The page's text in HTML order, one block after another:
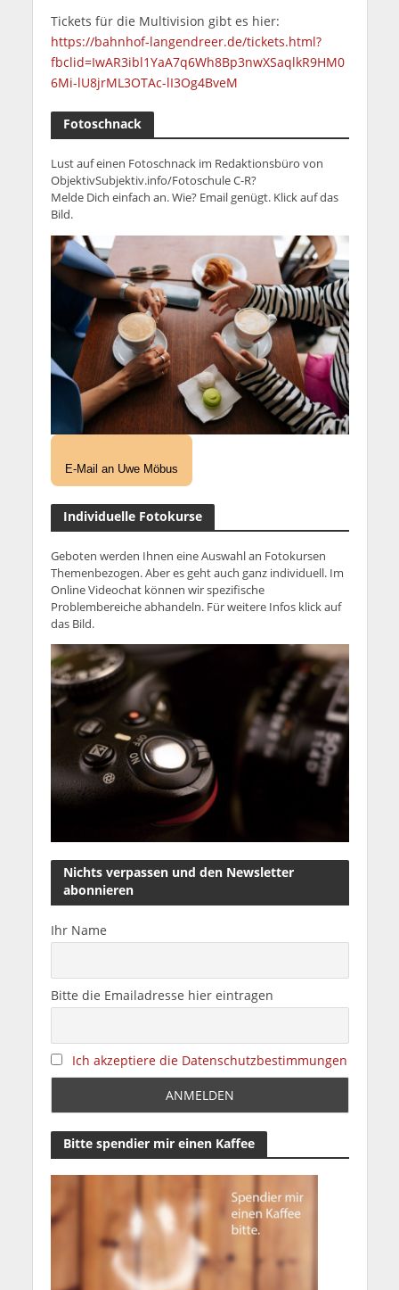
Tickets für die Multivision gibt es hier:
https://bahnhof-langendreer.de/tickets.html?
fbclid=IwAR3ibl1YaA7q6Wh8Bp3nwXSaqlkR9HM0
6Mi-lU8jrML3OTAc-lI3Og4BveM
Fotoschnack
Lust auf einen Fotoschnack im Redaktionsbüro von
ObjektivSubjektiv.info/Fotoschule C-R?
Melde Dich einfach an. Wie? Email genügt. Klick auf das
Bild.
E-Mail an Uwe Möbus
Individuelle Fotokurse
Geboten werden Ihnen eine Auswahl an Fotokursen
Themenbezogen. Aber es geht auch ganz individuell. Im
Online Videochat können wir spezifische
Problembereiche abhandeln. Für weitere Infos klick auf
das Bild.
Nichts verpassen und den Newsletter
abonnieren
Ihr Name
Bitte die Emailadresse hier eintragen
Ich akzeptiere die Datenschutzbestimmungen
Bitte spendier mir einen Kaffee